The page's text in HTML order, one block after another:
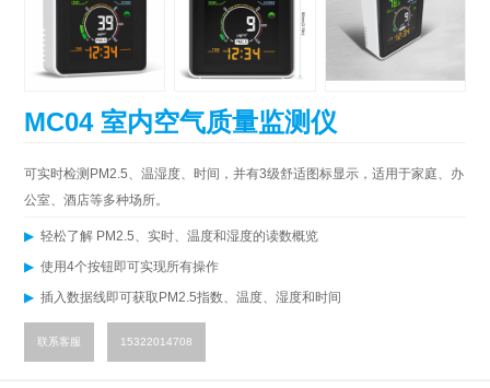
MC04 室内空气质量监测仪
可实时检测PM2.5、温湿度、时间，并有3级舒适图标显示，适用于家庭、办
公室、酒店等多种场所。
轻松了解 PM2.5、实时、温度和湿度的读数概览
使用4个按钮即可实现所有操作
插入数据线即可获取PM2.5指数、温度、湿度和时间
联系客服 15322014708